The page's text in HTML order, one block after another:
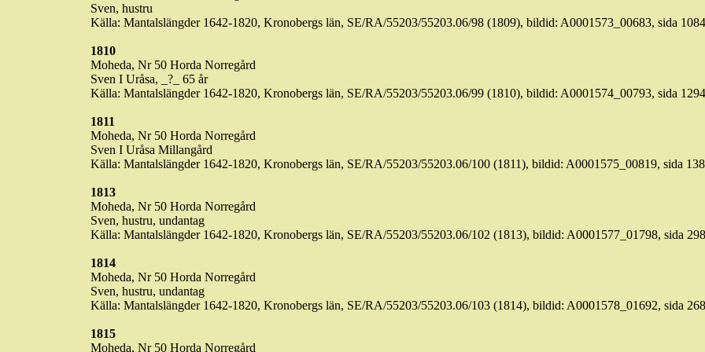
Sven, hustru
Källa: Mantalslängder1642-1820, Kronobergs län, SE/RA/55203/55203.06/98 (1809), bildid: A0001573_00683, sida 1084
1810
Moheda, Nr50 Horda Norregård
Sven I Uråsa, _?_ 65 år
Källa: Mantalslängder1642-1820, Kronobergs län, SE/RA/55203/55203.06/99 (1810), bildid: A0001574_00793, sida 1294
1811
Moheda, Nr50 Horda Norregård
Sven I Uråsa Millangård
Källa: Mantalslängder1642-1820, Kronobergs län, SE/RA/55203/55203.06/100 (1811), bildid: A0001575_00819, sida
1813
Moheda, Nr50 Horda Norregård
Sven, hustru, undantag
Källa: Mantalslängder1642-1820, Kronobergs län, SE/RA/55203/55203.06/102 (1813), bildid: A0001577_01798, sida
1814
Moheda, Nr50 Horda Norregård
Sven, hustru, undantag
Källa: Mantalslängder1642-1820, Kronobergs län, SE/RA/55203/55203.06/103 (1814), bildid: A0001578_01692, sida
1815
Moheda, Nr50 Horda Norregård